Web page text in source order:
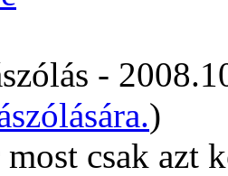
-
)
csak azt